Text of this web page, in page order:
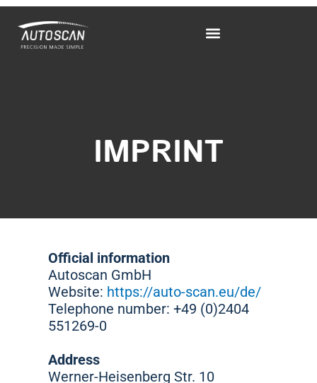
Skip
content
IMPRINT
Official information
Autoscan GmbH
Website: https://auto-scan.eu/de/
Telephone number: +49 (0)2404
551269-0
Address
Werner-Heisenberg Str. 10